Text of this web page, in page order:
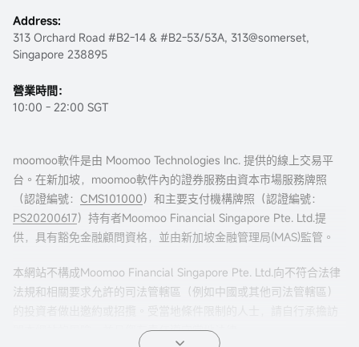
Address:
313 Orchard Road #B2-14 & #B2-53/53A, 313@somerset,
Singapore 238895
營業時間：
10:00 - 22:00 SGT
moomoo軟件是由 Moomoo Technologies Inc. 提供的線上交易平
台。在新加坡，moomoo軟件內的證券服務由資本市場服務牌照
（認證編號： CMS101000）和主要支付機構牌照（認證編號：
PS20200617）持有者Moomoo Financial Singapore Pte. Ltd.提
供，具有豁免金融顧問資格，並由新加坡金融管理局(MAS)監管。
本網站不構成Moomoo Financial Singapore Pte. Ltd.向不符合法律
法規和相關要求允許的司法管轄區（例如中國或其他司法管轄區）
問本網站的風險，並且您有責任遵守當地法律。